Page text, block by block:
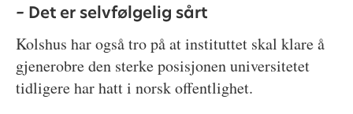
– Det er selvfølgelig sårt
Kolshus har også tro på at instituttet skal klare å
gjenerobre den sterke posisjonen universitetet
tidligere har hatt i norsk offentlighet.